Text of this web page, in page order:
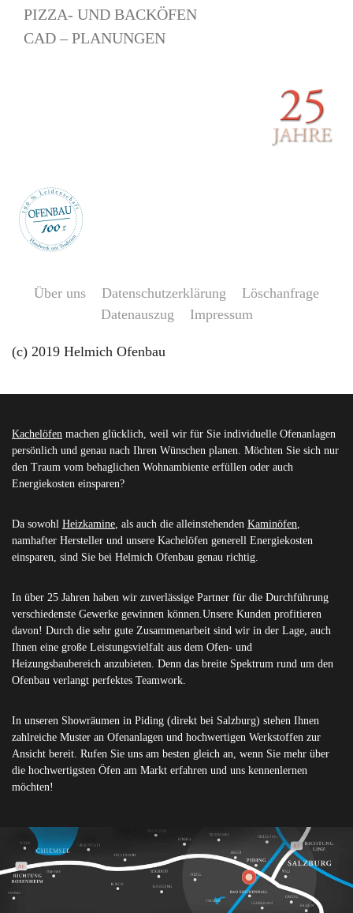
PIZZA- UND BACKÖFEN
CAD – PLANUNGEN
Über uns Datenschutzerklärung
Löschanfrage
Datenauszug
Impressum
(c) 2019 Helmich Ofenbau
Kachelöfen machen glücklich, weil wir für Sie individuelle Ofenanlagen
persönlich und genau nach Ihren Wünschen planen. Möchten Sie sich nur
den Traum vom behaglichen Wohnambiente erfüllen oder auch
Energiekosten einsparen?
Da sowohl Heizkamine, als auch die alleinstehenden Kaminöfen,
namhafter Hersteller und unsere Kachelöfen generell Energiekosten
einsparen, sind Sie bei Helmich Ofenbau genau richtig.
In über 25 Jahren haben wir zuverlässige Partner für die Durchführung
verschiedenste Gewerke gewinnen können.Unsere Kunden profitieren
davon! Durch die sehr gute Zusammenarbeit sind wir in der Lage, auch
Ihnen eine große Leistungsvielfalt aus dem Ofen- und
Heizungsbaubereich anzubieten. Denn das breite Spektrum rund um den
Ofenbau verlangt perfektes Teamwork.
In unseren Showräumen in Piding (direkt bei Salzburg) stehen Ihnen
zahlreiche Muster an Ofenanlagen und hochwertigen Werkstoffen zur
Ansicht bereit. Rufen Sie uns am besten gleich an, wenn Sie mehr über
die hochwertigsten Öfen am Markt erfahren und uns kennenlernen
möchten!